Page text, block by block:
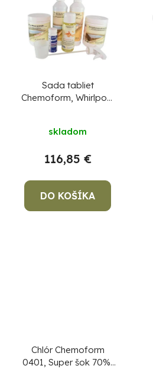
Sada tabliet
Chemoform, Whirlpool
skladom
116,85 €
DO KOŠÍKA
Chlór Chemoform
0401, Super šok 70%,